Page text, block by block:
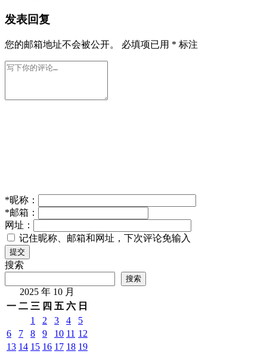
发表回复
您的邮箱地址不会被公开。 必填项已用 * 标注
*昵称：
*邮箱：
网址：
记住昵称、邮箱和网址，下次评论免输入
提交
搜索
搜索
2025 年 10 月
一 二 三 四 五 六 日
1
2 3 4
5
6
7 8 9 10 11 12
13 14 15 16 17 18 19